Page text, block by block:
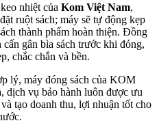
nhiệt của Kom Việt Nam,
ruột sách; máy sẽ tự động kẹp
thành phẩm hoàn thiện. Đồng
gân bìa sách trước khi đóng,
chắc chắn và bền.
lý, máy đóng sách của KOM
dịch vụ bảo hành luôn được ưu
tạo doanh thu, lợi nhuận tốt cho